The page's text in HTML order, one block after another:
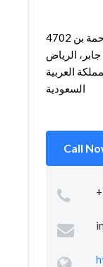
4702 رحمة بن
جابر، الرياض
العربية
السعودية
Call